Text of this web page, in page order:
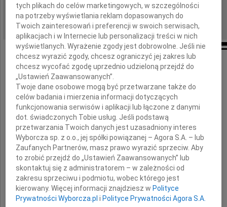
REGION: Warszawa
DATA EMISJI: 27.04.2026
Wyrazy szczerego współczucia i żalu
Rodzinie i Bliskim
z powodu śmierci
tych plikach do celów marketingowych, w szczególności
na potrzeby wyświetlania reklam dopasowanych do
Twoich zainteresowań i preferencji w swoich serwisach,
aplikacjach i w Internecie lub personalizacji treści w nich
wyświetlanych. Wyrażenie zgody jest dobrowolne. Jeśli nie
chcesz wyrazić zgody, chcesz ograniczyć jej zakres lub
chcesz wycofać zgodę uprzednio udzieloną przejdź do
„Ustawień Zaawansowanych”.
Twoje dane osobowe mogą być przetwarzane także do
celów badania i mierzenia informacji dotyczących
funkcjonowania serwisów i aplikacji lub łączone z danymi
dot. świadczonych Tobie usług. Jeśli podstawą
przetwarzania Twoich danych jest uzasadniony interes
Wyborcza sp. z o.o., jej spółki powiązanej – Agora S.A. – lub
Zaufanych Partnerów, masz prawo wyrazić sprzeciw. Aby
to zrobić przejdź do „Ustawień Zaawansowanych” lub
skontaktuj się z administratorem – w zależności od
zakresu sprzeciwu i podmiotu, wobec którego jest
kierowany. Więcej informacji znajdziesz w Polityce
Prywatności Wyborcza.pl i Polityce Prywatności Agora S.A.